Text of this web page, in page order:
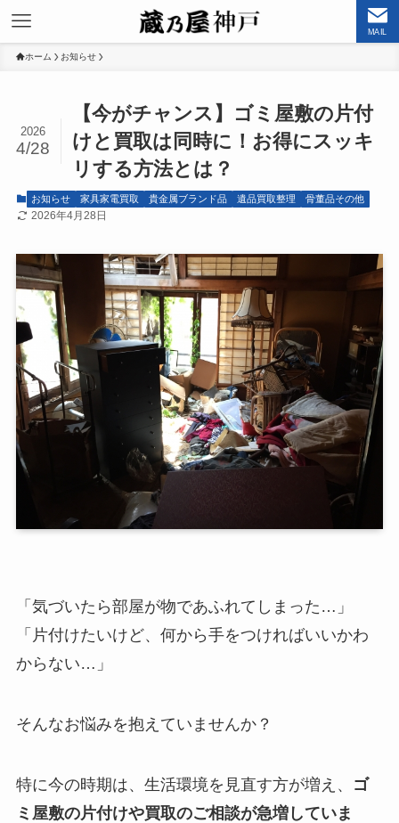
MAIL
ホーム お知らせ
【今がチャンス】ゴミ屋敷の片付
けと買取は同時に！お得にスッキ
リする方法とは？
2026
4/28
お知らせ 家具家電買取 貴金属ブランド品 遺品買取整理 骨董品その他
2026年4月28日
「気づいたら部屋が物であふれてしまった…」
「片付けたいけど、何から手をつければいいかわ
からない…」
そんなお悩みを抱えていませんか？
特に今の時期は、生活環境を見直す方が増え、
ゴ
ミ屋敷の片付けや買取のご相談が急増していま